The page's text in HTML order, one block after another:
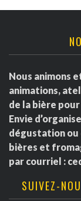
Nous animons
animations,
de la bière
Envie
dégustation ou
bières et
par courriel :
SUIVEZ-